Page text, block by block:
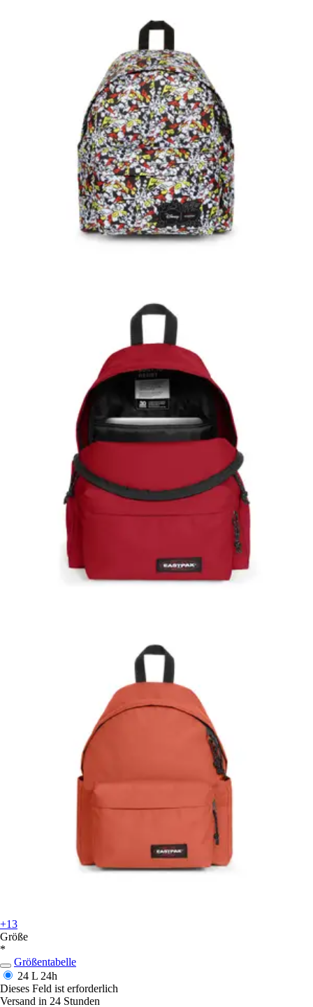
+13
Größe
*
Größentabelle
24 L 24h
Dieses Feld ist erforderlich
Versand in 24 Stunden